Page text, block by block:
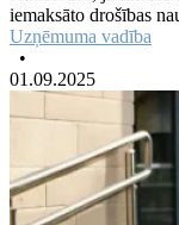
iemaksāto drošības
Uzņēmuma vadība
•
01.09.2025